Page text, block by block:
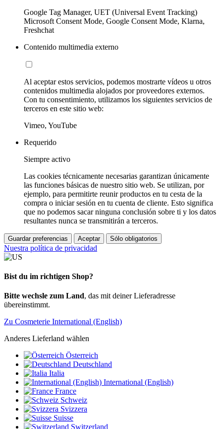
Google Tag Manager, UET (Universal Event Tracking)
Microsoft Consent Mode, Google Consent Mode, Klarna,
Freshchat
Contenido multimedia externo
Al aceptar estos servicios, podemos mostrarte vídeos u otros
contenidos multimedia alojados por proveedores externos.
Con tu consentimiento, utilizamos los siguientes servicios de
terceros en este sitio web:
Vimeo, YouTube
Requerido
Siempre activo
Las cookies técnicamente necesarias garantizan únicamente
las funciones básicas de nuestro sitio web. Se utilizan, por
ejemplo, para permitirte reunir productos en tu cesta de la
compra o iniciar sesión en tu cuenta de cliente. Esto significa
que no podemos sacar ninguna conclusión sobre ti y los datos
resultantes nunca se transmitirán a terceros.
Guardar preferencias Aceptar Sólo obligatorios
Nuestra política de privacidad
Bist du im richtigen Shop?
Bitte wechsle zum Land, das mit deiner Lieferadresse
übereinstimmt.
Zu Cosmeterie International (English)
Anderes Lieferland wählen
Österreich
Deutschland
Italia
International (English)
France
Schweiz
Svizzera
Suisse
Switzerland